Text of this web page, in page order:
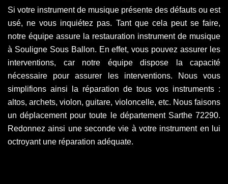
Si votre instrument de musique présente des défauts ou est
usé, ne vous inquiétez pas. Tant que cela peut se faire,
notre équipe assure la restauration instrument de musique
à Souligne Sous Ballon. En effet, vous pouvez assurer les
interventions, car notre équipe dispose la capacité
nécessaire pour assurer les interventions. Nous vous
simplifions ainsi la réparation de tous vos instruments :
altos, archets, violon, guitare, violoncelle, etc. Nous faisons
un déplacement pour toute le département Sarthe 72290.
Redonnez ainsi une seconde vie à votre instrument en lui
octroyant une réparation adéquate.